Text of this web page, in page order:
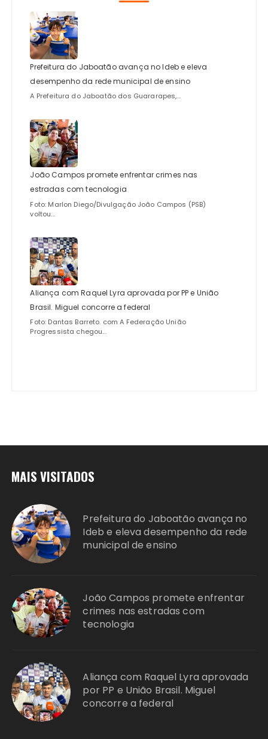
Prefeitura do Jaboatão avança no Ideb e eleva
desempenho da rede municipal de ensino
A Prefeitura do Jaboatão dos Guararapes,...
João Campos promete enfrentar crimes nas
estradas com tecnologia
Foto: Marlon Diego/Divulgação João Campos (PSB)
voltou...
Aliança com Raquel Lyra aprovada por PP e União
Brasil. Miguel concorre a federal
Foto: Dantas Barreto. com A Federação União
Progressista chegou...
MAIS VISITADOS
Prefeitura do Jaboatão avança no
Ideb e eleva desempenho da rede
municipal de ensino
João Campos promete enfrentar
crimes nas estradas com
tecnologia
Aliança com Raquel Lyra aprovada
por PP e União Brasil. Miguel
concorre a federal